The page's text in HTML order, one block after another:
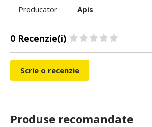
Producator Apis
0 Recenzie(i)
Scrie o recenzie
Produse recomandate